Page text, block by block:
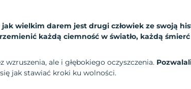
jak wielkim darem jest drugi człowiek ze swoją
każdą ciemność w światło, każdą
wzruszenia, ale i głębokiego oczyszczenia.
jak stawiać kroki ku wolności.